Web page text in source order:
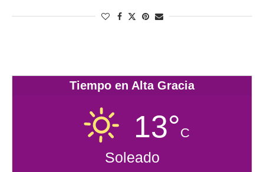
Tiempo en Alta Gracia
13°C
Soleado